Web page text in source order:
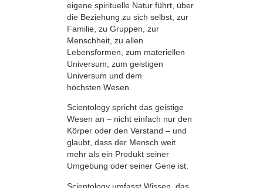
eigene spirituelle Natur führt, über
die Beziehung zu sich selbst, zur
Familie, zu Gruppen, zur
Menschheit, zu allen
Lebensformen, zum materiellen
Universum, zum geistigen
Universum und dem
höchsten Wesen.
Scientology spricht das geistige
Wesen an – nicht einfach nur den
Körper oder den Verstand – und
glaubt, dass der Mensch weit
mehr als ein Produkt seiner
Umgebung oder seiner Gene ist.